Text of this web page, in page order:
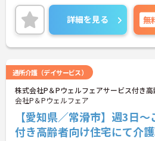
詳細を見る 無
通所介護（デイサービス）
株式会社P＆Pウェルフェアサービス付き高
会社P＆Pウェルフェア
【愛知県／常滑市】週3日
付き高齢者向け住宅にて介